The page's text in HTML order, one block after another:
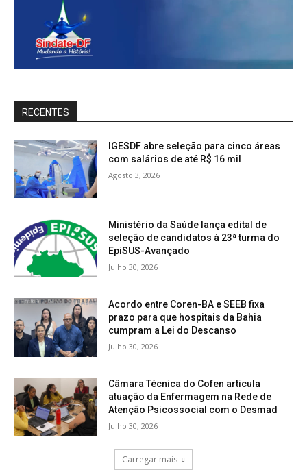
RECENTES
IGESDF abre seleção para cinco áreas
com salários de até R$ 16 mil
Agosto 3, 2026
Ministério da Saúde lança edital de
seleção de candidatos à 23ª turma do
EpiSUS-Avançado
Julho 30, 2026
Acordo entre Coren-BA e SEEB fixa
prazo para que hospitais da Bahia
cumpram a Lei do Descanso
Julho 30, 2026
Câmara Técnica do Cofen articula
atuação da Enfermagem na Rede de
Atenção Psicossocial com o Desmad
Julho 30, 2026
Carregar mais